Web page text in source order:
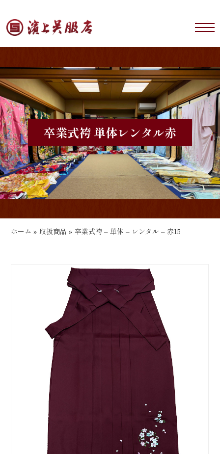
卒業式袴 単体レンタル赤
ホーム »取扱商品 » 卒業式袴 – 単体 – レンタル – 赤15